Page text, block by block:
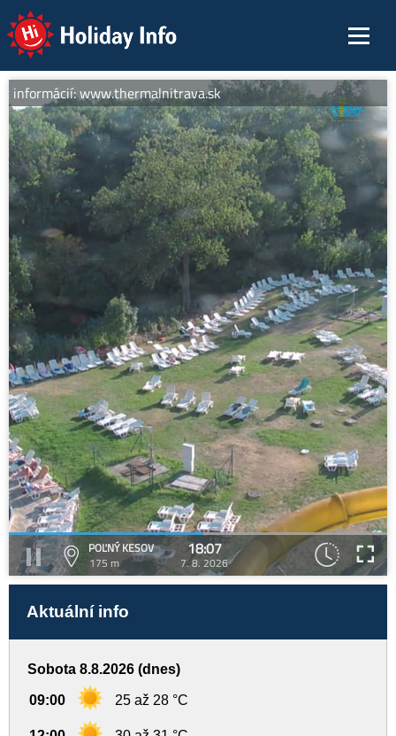
Holiday Info
www.thermalnitrava.sk
POĽNÝ KESOV
175 m
18:07
7. 8. 2026
Aktuální info
Sobota 8.8.2026 (dnes)
09:00 25 až 28 °C